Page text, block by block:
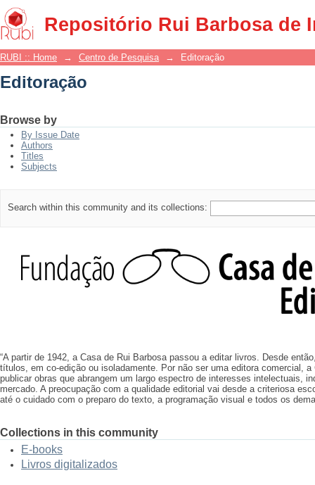
Repositório Rui Barbosa de
Editoração
RUBI :: Home → Centro de Pesquisa → Editoração
Editoração
Browse by
By Issue Date
Authors
Titles
Subjects
Search within this community and its collections:
“A partir de 1942, a Casa de Rui Barbosa passou a editar livros. Desde
títulos, em co-edição ou isoladamente. Por não ser uma editora comercial,
publicar obras que abrangem um largo espectro de interesses intelectuais,
mercado. A preocupação com a qualidade editorial vai desde a criteriosa
até o cuidado com o preparo do texto, a programação visual e todos os
Collections in this community
E-books
Livros digitalizados